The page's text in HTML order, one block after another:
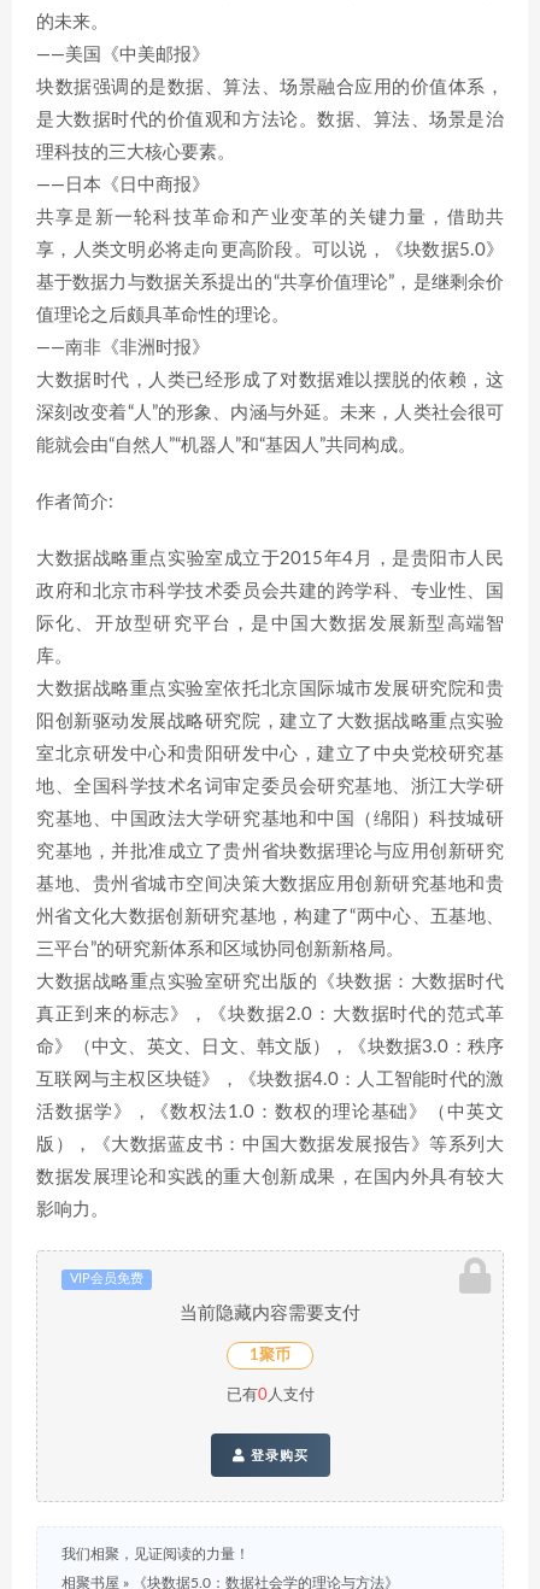
的未来。
——美国《中美邮报》
块数据强调的是数据、算法、场景融合应用的价值体系，
是大数据时代的价值观和方法论。数据、算法、场景是治
理科技的三大核心要素。
——日本《日中商报》
共享是新一轮科技革命和产业变革的关键力量，借助共
享，人类文明必将走向更高阶段。可以说，《块数据5.0》
基于数据力与数据关系提出的“共享价值理论”，是继剩余价
值理论之后颇具革命性的理论。
——南非《非洲时报》
大数据时代，人类已经形成了对数据难以摆脱的依赖，这
深刻改变着“人”的形象、内涵与外延。未来，人类社会很可
能就会由“自然人”“机器人”和“基因人”共同构成。
作者简介:
大数据战略重点实验室成立于2015年4月，是贵阳市人民
政府和北京市科学技术委员会共建的跨学科、专业性、国
际化、开放型研究平台，是中国大数据发展新型高端智
库。
大数据战略重点实验室依托北京国际城市发展研究院和贵
阳创新驱动发展战略研究院，建立了大数据战略重点实验
室北京研发中心和贵阳研发中心，建立了中央党校研究基
地、全国科学技术名词审定委员会研究基地、浙江大学研
究基地、中国政法大学研究基地和中国（绵阳）科技城研
究基地，并批准成立了贵州省块数据理论与应用创新研究
基地、贵州省城市空间决策大数据应用创新研究基地和贵
州省文化大数据创新研究基地，构建了“两中心、五基地、
三平台”的研究新体系和区域协同创新新格局。
大数据战略重点实验室研究出版的《块数据：大数据时代
真正到来的标志》，《块数据2.0：大数据时代的范式革
命》（中文、英文、日文、韩文版），《块数据3.0：秩序
互联网与主权区块链》，《块数据4.0：人工智能时代的激
活数据学》，《数权法1.0：数权的理论基础》（中英文
版），《大数据蓝皮书：中国大数据发展报告》等系列大
数据发展理论和实践的重大创新成果，在国内外具有较大
影响力。
VIP会员免费
当前隐藏内容需要支付
1聚币
已有0人支付
登录购买
我们相聚，见证阅读的力量！
相聚书屋 » 《块数据5.0：数据社会学的理论与方法》